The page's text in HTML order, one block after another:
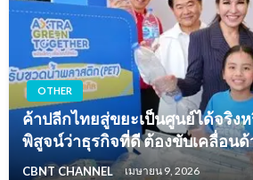
OTHER
ค้าปลีกไทยสู่ขยะเป็นศูนย์ได้จริงห
พิสูจน์ว่าธุรกิจที่ดี ต้องขับเคลื่อน
CBNT CHANNEL เมษายน 9, 2026